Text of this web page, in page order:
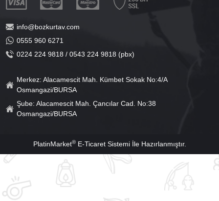
info@bozkurtav.com
0555 960 6271
0224 224 9818 / 0543 224 9818 (pbx)
Merkez: Alacamescit Mah. Kümbet Sokak No:4/A
Osmangazi/BURSA
Şube: Alacamescit Mah. Çancılar Cad. No:38
Osmangazi/BURSA
PlatinMarket®E-Ticaret Sistemiİle Hazırlanmıştır.